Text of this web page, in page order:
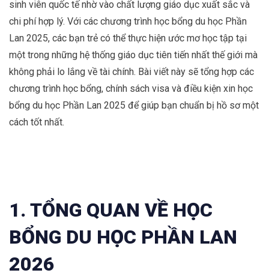
sinh viên quốc tế nhờ vào chất lượng giáo dục xuất sắc và
chi phí hợp lý. Với các chương trình học bổng du học Phần
Lan 2025, các bạn trẻ có thể thực hiện ước mơ học tập tại
một trong những hệ thống giáo dục tiên tiến nhất thế giới mà
không phải lo lắng về tài chính. Bài viết này sẽ tổng hợp các
chương trình học bổng, chính sách visa và điều kiện xin học
bổng du học Phần Lan 2025 để giúp bạn chuẩn bị hồ sơ một
cách tốt nhất.
1. TỔNG QUAN VỀ HỌC
BỔNG DU HỌC PHẦN LAN
2026